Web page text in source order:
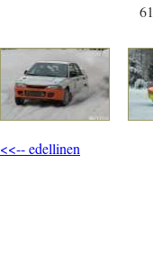
<<-- edellinen